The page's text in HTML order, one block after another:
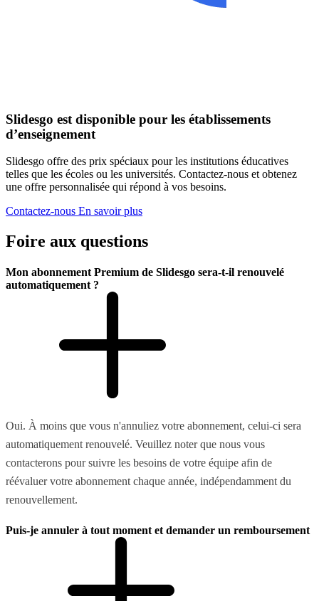
Slidesgo est disponible pour les établissements
d’enseignement
Slidesgo offre des prix spéciaux pour les institutions éducatives
telles que les écoles ou les universités. Contactez-nous et obtenez
une offre personnalisée qui répond à vos besoins.
Contactez-nous En savoir plus
Foire aux questions
Mon abonnement Premium de Slidesgo sera-t-il renouvelé
automatiquement ?
Oui. À moins que vous n'annuliez votre abonnement, celui-ci sera
automatiquement renouvelé. Veuillez noter que nous vous
contacterons pour suivre les besoins de votre équipe afin de
réévaluer votre abonnement chaque année, indépendamment du
renouvellement.
Puis-je annuler à tout moment et demander un remboursement